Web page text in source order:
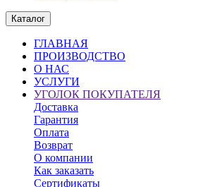
Каталог
ГЛАВНАЯ
ПРОИЗВОДСТВО
О НАС
УСЛУГИ
УГОЛОК ПОКУПАТЕЛЯ
Доставка
Гарантия
Оплата
Возврат
О компании
Как заказать
Сертификаты